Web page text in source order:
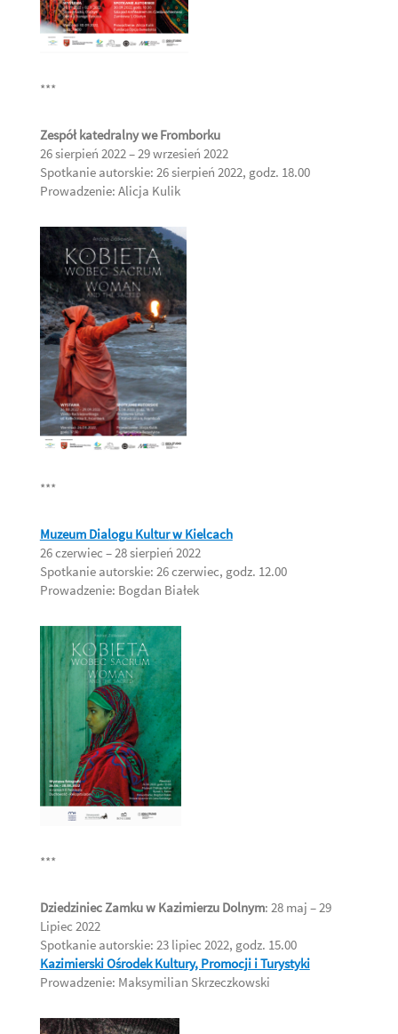
***
Zespół katedralny we Fromborku
26 sierpień 2022 – 29 wrzesień 2022
Spotkanie autorskie: 26 sierpień 2022, godz. 18.00
Prowadzenie: Alicja Kulik
***
Muzeum Dialogu Kulturw Kielcach
26 czerwiec – 28 sierpień 2022
Spotkanie autorskie: 26 czerwiec, godz. 12.00
Prowadzenie: Bogdan Białek
***
Dziedziniec Zamku w Kazimierzu Dolnym: 28 maj – 29
Lipiec 2022
Spotkanie autorskie: 23 lipiec 2022, godz. 15.00
Kazimierski Ośrodek Kultury, Promocji i Turystyki
Prowadzenie: Maksymilian Skrzeczkowski